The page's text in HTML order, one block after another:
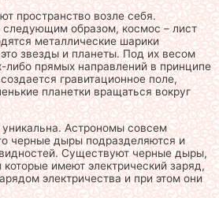
пространство возле себя.
следующим образом, космос – лист
металлические шарики
звезды и планеты. Под их весом
либо прямых направлений в принципе
гравитационное поле,
планетки вращаться вокруг
Астрономы совсем
черные дыры подразделяются и
Существуют черные дыры,
имеют электрический заряд,
электричества и при этом они